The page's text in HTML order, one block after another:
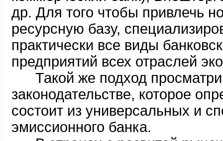
др. Для того чтобы привлечь
ресурсную базу,
практически все виды
предприятий всех отраслей
Такой же подход
законодательстве, которое
состоит из универсальных и
эмиссионного банка.